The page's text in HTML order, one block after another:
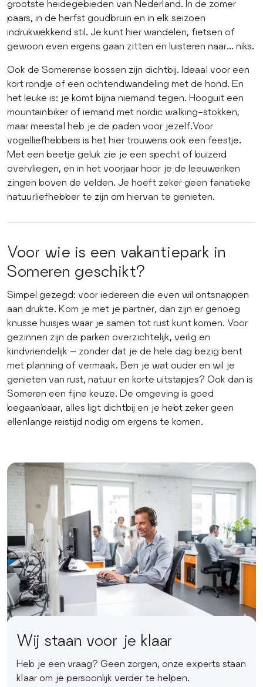
grootste heidegebieden van Nederland. In de zomer
paars, in de herfst goudbruin en in elk seizoen
indrukwekkend stil. Je kunt hier wandelen, fietsen of
gewoon even ergens gaan zitten en luisteren naar... niks.
Ook de Somerense bossen zijn dichtbij. Ideaal voor een
kort rondje of een ochtendwandeling met de hond. En
het leuke is: je komt bijna niemand tegen. Hooguit een
mountainbiker of iemand met nordic walking-stokken,
maar meestal heb je de paden voor jezelf.Voor
vogelliefhebbers is het hier trouwens ook een feestje.
Met een beetje geluk zie je een specht of buizerd
overvliegen, en in het voorjaar hoor je de leeuweriken
zingen boven de velden. Je hoeft zeker geen fanatieke
natuurliefhebber te zijn om hiervan te genieten.
Voor wie is een vakantiepark in
Someren geschikt?
Simpel gezegd: voor iedereen die even wil ontsnappen
aan drukte. Kom je met je partner, dan zijn er genoeg
knusse huisjes waar je samen tot rust kunt komen. Voor
gezinnen zijn de parken overzichtelijk, veilig en
kindvriendelijk – zonder dat je de hele dag bezig bent
met planning of vermaak. Ben je wat ouder en wil je
genieten van rust, natuur en korte uitstapjes? Ook dan is
Someren een fijne keuze. De omgeving is goed
begaanbaar, alles ligt dichtbij en je hebt zeker geen
ellenlange reistijd nodig om ergens te komen.
Wij staan voor je klaar
Heb je een vraag? Geen zorgen, onze experts staan
klaar om je persoonlijk verder te helpen.